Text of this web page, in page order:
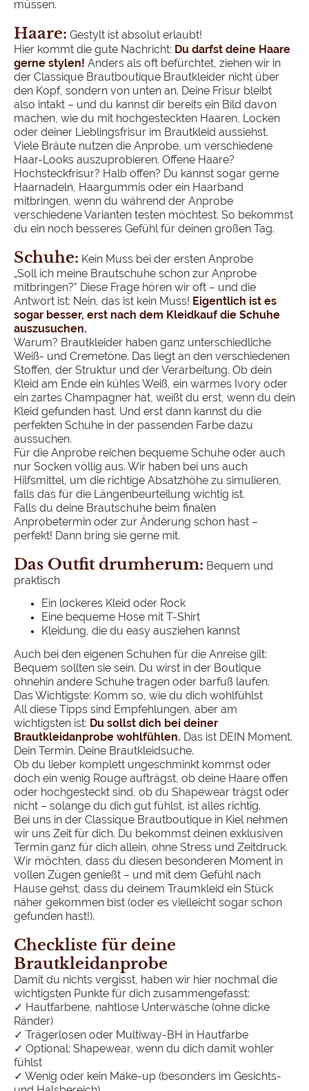
müssen.
Haare: Gestylt ist absolut erlaubt!
Hier kommt die gute Nachricht: Du darfst deine Haare
gerne stylen! Anders als oft befürchtet, ziehen wir in
der Classique Brautboutique Brautkleider nicht über
den Kopf, sondern von unten an. Deine Frisur bleibt
also intakt – und du kannst dir bereits ein Bild davon
machen, wie du mit hochgesteckten Haaren, Locken
oder deiner Lieblingsfrisur im Brautkleid aussiehst.
Viele Bräute nutzen die Anprobe, um verschiedene
Haar-Looks auszuprobieren. Offene Haare?
Hochsteckfrisur? Halb offen? Du kannst sogar gerne
Haarnadeln, Haargummis oder ein Haarband
mitbringen, wenn du während der Anprobe
verschiedene Varianten testen möchtest. So bekommst
du ein noch besseres Gefühl für deinen großen Tag.
Schuhe: Kein Muss bei der ersten Anprobe
„Soll ich meine Brautschuhe schon zur Anprobe
mitbringen?" Diese Frage hören wir oft – und die
Antwort ist: Nein, das ist kein Muss! Eigentlich ist es
sogar besser, erst nach dem Kleidkauf die Schuhe
auszusuchen.
Warum? Brautkleider haben ganz unterschiedliche
Weiß- und Cremetöne. Das liegt an den verschiedenen
Stoffen, der Struktur und der Verarbeitung. Ob dein
Kleid am Ende ein kühles Weiß, ein warmes Ivory oder
ein zartes Champagner hat, weißt du erst, wenn du dein
Kleid gefunden hast. Und erst dann kannst du die
perfekten Schuhe in der passenden Farbe dazu
aussuchen.
Für die Anprobe reichen bequeme Schuhe oder auch
nur Socken völlig aus. Wir haben bei uns auch
Hilfsmittel, um die richtige Absatzhöhe zu simulieren,
falls das für die Längenbeurteilung wichtig ist.
Falls du deine Brautschuhe beim finalen
Anprobetermin oder zur Änderung schon hast –
perfekt! Dann bring sie gerne mit.
Das Outfit drumherum: Bequem und
praktisch
Ein lockeres Kleid oder Rock
Eine bequeme Hose mit T-Shirt
Kleidung, die du easy ausziehen kannst
Auch bei den eigenen Schuhen für die Anreise gilt:
Bequem sollten sie sein. Du wirst in der Boutique
ohnehin andere Schuhe tragen oder barfuß laufen.
Das Wichtigste: Komm so, wie du dich wohlfühlst
All diese Tipps sind Empfehlungen, aber am
wichtigsten ist: Du sollst dich bei deiner
Brautkleidanprobe wohlfühlen. Das ist DEIN Moment.
Dein Termin. Deine Brautkleidsuche.
Ob du lieber komplett ungeschminkt kommst oder
doch ein wenig Rouge aufträgst, ob deine Haare offen
oder hochgesteckt sind, ob du Shapewear trägst oder
nicht – solange du dich gut fühlst, ist alles richtig.
Bei uns in der Classique Brautboutique in Kiel nehmen
wir uns Zeit für dich. Du bekommst deinen exklusiven
Termin ganz für dich allein, ohne Stress und Zeitdruck.
Wir möchten, dass du diesen besonderen Moment in
vollen Zügen genießt – und mit dem Gefühl nach
Hause gehst, dass du deinem Traumkleid ein Stück
näher gekommen bist (oder es vielleicht sogar schon
gefunden hast!).
Checkliste für deine
Brautkleidanprobe
Damit du nichts vergisst, haben wir hier nochmal die
wichtigsten Punkte für dich zusammengefasst:
✓ Hautfarbene, nahtlose Unterwäsche (ohne dicke
Ränder)
✓ Trägerlosen oder Multiway-BH in Hautfarbe
✓ Optional: Shapewear, wenn du dich damit wohler
fühlst
✓ Wenig oder kein Make-up (besonders im Gesichts-